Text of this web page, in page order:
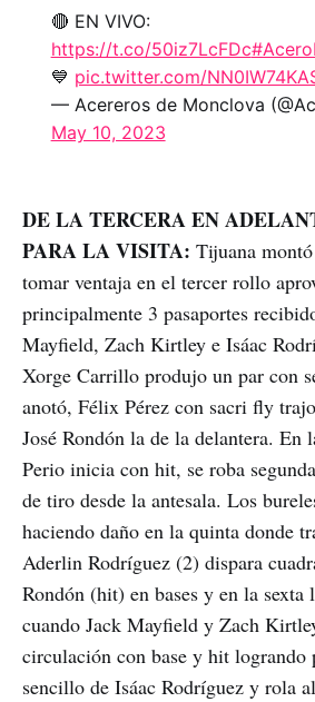
🔴 EN VIVO:
https://t.co/50iz7LcFDc
💙 pic.twitter.com/
— Acereros de Monclova
May 10, 2023
DE LA TERCERA EN
PARA LA VISITA: Tijuana
tomar ventaja en el tercer rollo
principalmente 3 pasaportes
Mayfield, Zach Kirtley e Isáac
Xorge Carrillo produjo un par con
anotó, Félix Pérez con sacri fly
José Rondón la de la delantera. En
Perio inicia con hit, se roba
de tiro desde la antesala. Los
haciendo daño en la quinta donde
Aderlin Rodríguez (2) dispara
Rondón (hit) en bases y en la sexta
cuando Jack Mayfield y Zach
circulación con base y hit logrando
sencillo de Isáac Rodríguez y rola